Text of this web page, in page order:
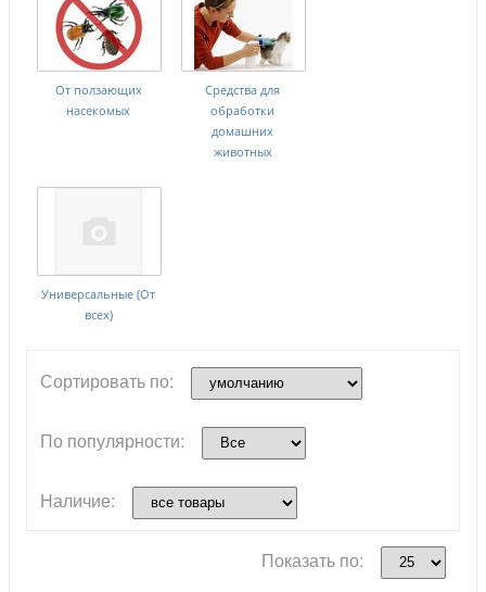
От ползающих
насекомых
Средства для
обработки
домашних
животных
Универсальные (От
всех)
Сортировать по:
По популярности:
Наличие:
Показать по: